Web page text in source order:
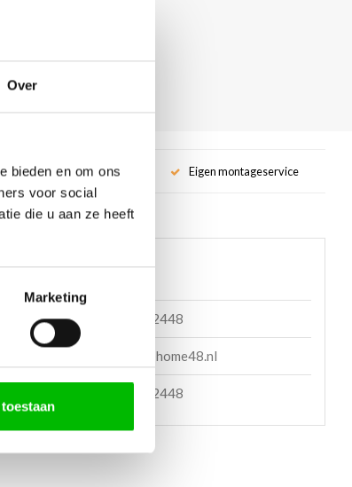
Over
bieden en om ons
voor social
die u aan ze heeft
Marketing
Eigen montageservice
085 060 2448
support@home48.nl
085 060 2448